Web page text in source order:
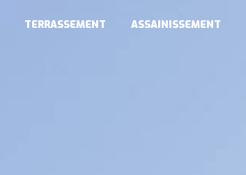
TERRASSEMENT ASSAINISSEMENT